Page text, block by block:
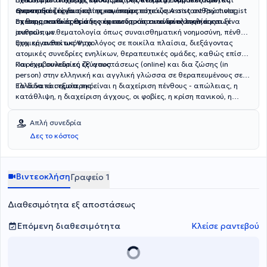
Θεραπεία ζεύγους και οικογένειας.
αναπτυξιακές δυσκολίες και συμμετείχε ως Assistant Psychologist
σε θεραπευτικές ομάδες και ατομικές συνεδρίες ενηλίκων.
ερευνητικές εργασίες της, οι οποίες εστιάζουν στις ανθρώπινες
σχέσεις, καθώς επίσης και στον τρόπο κοινωνικοποίησης των
ανθρώπων.
Επιστημονικά άρθρα της έχουν δημοσιευτεί σε ελληνικά και ξένα
journals, με θεματολογία όπως συναισθηματική νοημοσύνη, πένθος,
ψυχική ανθεκτικότητα.
Έχει εργαστεί ως Ψυχολόγος σε ποικίλα πλαίσια, διεξάγοντας
ατομικές συνεδρίες ενηλίκων, θεραπευτικές ομάδες, καθώς επίσης
και συμβουλευτική ζεύγους.
Παρέχει συνεδρίες εξ’ αποστάσεως (online) και δια ζώσης (in
person) στην ελληνική και αγγλική γλώσσα σε θεραπευμένους σε
Ελλάδα και εξωτερικό.
Τα δυνατά σημεία της είναι η διαχείριση πένθους - απώλειας, η
κατάθλιψη, η διαχείριση άγχους, οι φοβίες, η κρίση πανικού, η
εφήβων, οι σχέσεις, η διεκδικητικότητα και η ιδεοψυχαναγκαστική
διαταραχή.
Απλή συνεδρία
Δες το κόστος
ΒιντεοκλήσηΓραφείο 1
Διαθεσιμότητα εξ αποστάσεως
Επόμενη διαθεσιμότητα
Κλείσε ραντεβού